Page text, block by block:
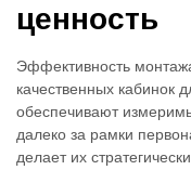
ценность
Эффективность
качественных кабинок
обеспечивают
далеко за рамки
делает их